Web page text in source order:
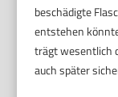
beschädigte
entstehen
trägt wesentlich
auch später